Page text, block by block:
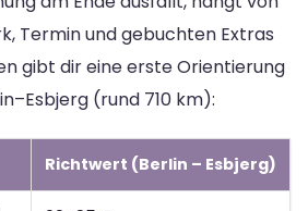
Termin und gebuchten Extras
gibt dir eine erste Orientierung
(rund 710 km):
Richtwert (Berlin – Esbjerg)